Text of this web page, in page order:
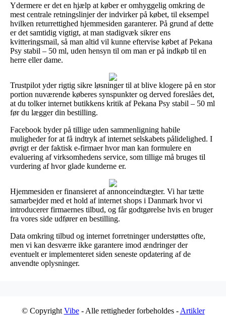
Ydermere er det en hjælp at køber er omhyggelig omkring de
mest centrale retningslinjer der indvirker på købet, til eksempel
hvilken returrettighed hjemmesiden garanterer. På grund af dette
er det samtidig vigtigt, at man stadigvæk sikrer ens
kvitteringsmail, så man altid vil kunne eftervise købet af Pekana
Psy stabil – 50 ml, uden hensyn til om man er på indkøb til en
herre eller dame.
Trustpilot yder rigtig sikre løsninger til at blive klogere på en stor
portion nuværende køberes synspunkter og derved foreslåes det,
at du tolker internet butikkens kritik af Pekana Psy stabil – 50 ml
før du lægger din bestilling.
Facebook byder på tillige uden sammenligning habile
muligheder for at få indtryk af internet selskabets pålidelighed. I
øvrigt er der faktisk e-firmaer hvor man kan formulere en
evaluering af virksomhedens service, som tillige må bruges til
vurdering af hvor glade kunderne er.
Hjemmesiden er finansieret af annonceindtægter. Vi har tætte
samarbejder med et hold af internet shops i Danmark hvor vi
introducerer firmaernes tilbud, og får godtgørelse hvis en bruger
fra vores side udfører en bestilling.
Data omkring tilbud og internet forretninger understøttes ofte,
men vi kan desværre ikke garantere imod ændringer der
eventuelt er implementeret siden seneste opdatering af de
anvendte oplysninger.
© Copyright Vibe- Alle rettigheder forbeholdes - Artikler